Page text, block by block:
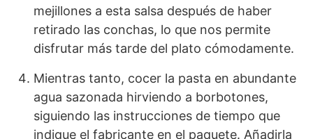
mejillones a esta salsa después de haber
retirado las conchas, lo que nos permite
disfrutar más tarde del plato cómodamente.
Mientras tanto, cocer la pasta en abundante
agua sazonada hirviendo a borbotones,
siguiendo las instrucciones de tiempo que
indique el fabricante en el paquete. Añadirla